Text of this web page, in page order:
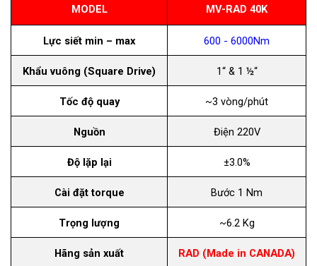
MODEL MV-RAD 40K
Lực siết min – max 600 - 6000Nm
Khẩu vuông (Square Drive) 1“ & 1 ½“
Tốc độ quay ~3 vòng/phút
Nguồn Điện 220V
Độ lặp lại ±3.0%
Cài đặt torque Bước 1 Nm
Trọng lượng ~6.2 Kg
Hãng sản xuất RAD (Made in CANADA)